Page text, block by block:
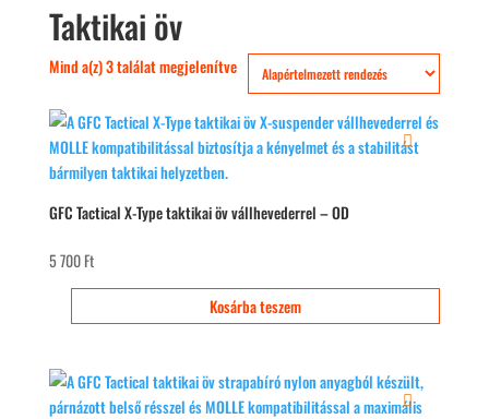
Taktikai öv
Mind a(z) 3 találat megjelenítve
GFC Tactical X-Type taktikai öv vállhevederrel – OD
5 700Ft
Kosárba teszem